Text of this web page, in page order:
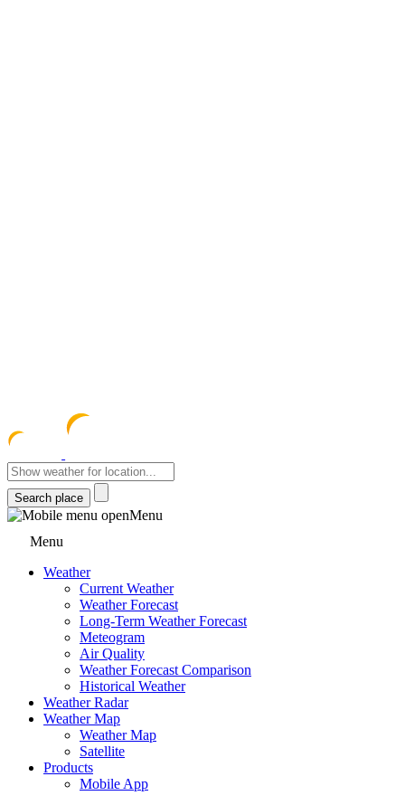
Menu
Menu
Weather
Current Weather
Weather Forecast
Long-Term Weather Forecast
Meteogram
Air Quality
Weather Forecast Comparison
Historical Weather
Weather Radar
Weather Map
Weather Map
Satellite
Products
Mobile App